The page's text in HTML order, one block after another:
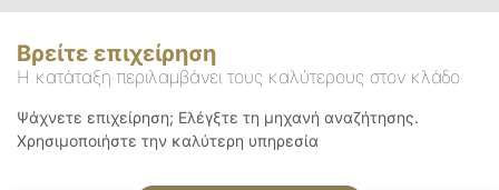
Βρείτε επιχείρηση
Η κατάταξη περιλαμβάνει τους καλύτερους στον κλάδο
Ψάχνετε επιχείρηση; Ελέγξτε τη μηχανή αναζήτησης.
Χρησιμοποιήστε την καλύτερη υπηρεσία